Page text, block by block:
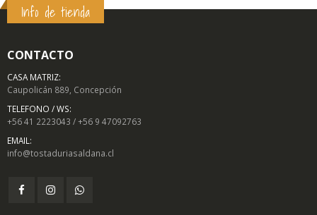
Info de tienda
CONTACTO
CASA MATRIZ:
Caupolicán 889, Concepción
TELEFONO / WS:
+56 41 2223043 / +56 9 47092763
EMAIL:
info@tostaduriasaldana.cl